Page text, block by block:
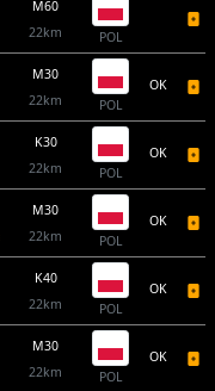
M60
22km
POL
M30
22km
POL
OK
K30
22km
POL
OK
M30
22km
POL
OK
K40
22km
POL
OK
M30
22km
POL
OK